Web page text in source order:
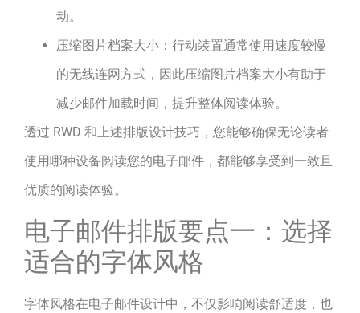
动。
压缩图片档案大小：行动装置通常使用速度较慢
的无线连网方式，因此压缩图片档案大小有助于
减少邮件加载时间，提升整体阅读体验。
透过 RWD 和上述排版设计技巧，您能够确保无论读者
使用哪种设备阅读您的电子邮件，都能够享受到一致且
优质的阅读体验。
电子邮件排版要点一：选择
适合的字体风格
字体风格在电子邮件设计中，不仅影响阅读舒适度，也